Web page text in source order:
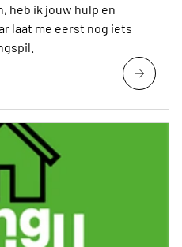
heb ik jouw hulp en
laat me eerst nog iets